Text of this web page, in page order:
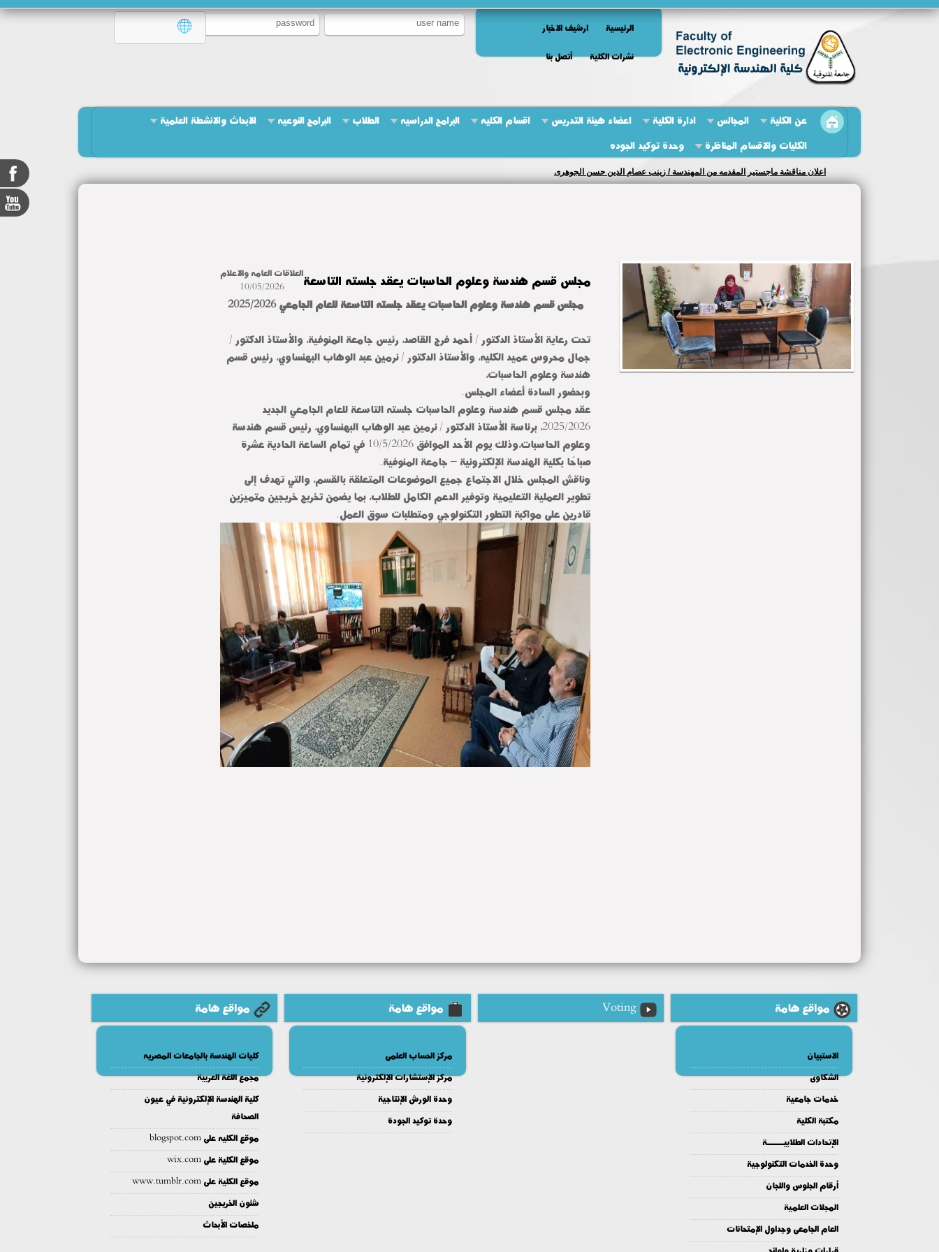
الرئيسية
ارشيف الاخبار
نشرات الكلية
أتصل بنا
عن الكلية المجالس ادارة الكلية اعضاء هيئة التدريس اقسام الكليه البرامج الدراسيه الطلاب البرامج النوعيه
الابحاث والانشطة العلمية
الكليات والاقسام المناظرة
وحدة توكيد الجوده
اعلان مناقشة ماجستير المقدمه من المهندسة / زينب عصام الدين حسن الجوهرى
مجلس قسم هندسة وعلوم الحاسبات يعقد جلسته التاسعةالعلاقات العامه والاعلام
10/05/2026
مجلس قسم هندسة وعلوم الحاسبات يعقد جلسته التاسعة للعام الجامعي 2025/2026
تحت رعاية الأستاذ الدكتور / أحمد فرج القاصد، رئيس جامعة المنوفية، والأستاذ الدكتور /
جمال محروس عميد الكليه، والأستاذ الدكتور / نرمين عبد الوهاب البهنساوي، رئيس قسم
هندسة وعلوم الحاسبات،
وبحضور السادة أعضاء المجلس.
عقد مجلس قسم هندسة وعلوم الحاسبات جلسته التاسعة للعام الجامعي الجديد
2025/2026، برئاسة الأستاذ الدكتور / نرمين عبد الوهاب البهنساوي، رئيس قسم هندسة
وعلوم الحاسبات،وذلك يوم الأحد الموافق 10/5/2026 في تمام الساعة الحادية عشرة
صباحًا بكلية الهندسة الإلكترونية – جامعة المنوفية.
وناقش المجلس خلال الاجتماع جميع الموضوعات المتعلقة بالقسم، والتي تهدف إلى
تطوير العملية التعليمية وتوفير الدعم الكامل للطلاب، بما يضمن تخريج خريجين متميزين
قادرين على مواكبة التطور التكنولوجي ومتطلبات سوق العمل.
مواقع هامة
الاستبيان
الشكاوى
خدمات جامعية
مكتبة الكلية
الإتحادات الطلابيــــــة
وحدة الخدمات التكنولوجية
أرقام الجلوس واللجان
المجلات العلمية
العام الجامعى وجداول الإمتحانات
Voting مواقع هامة
مركز الحساب العلمى
مركز الإستشارات الإلكترونية
وحدة الورش الإنتاجية
وحدة توكيد الجودة
مواقع هامة
كليات الهندسة بالجامعات المصريه
مجمع اللغة العربية
كلية الهندسة الإلكترونية في عيون
الصحافة
موقع الكليه على blogspot.com
موقع الكلية على wix.com
موقع الكلية على www.tumblr.com
شئون الخريجين
ملخصات الأبحاث